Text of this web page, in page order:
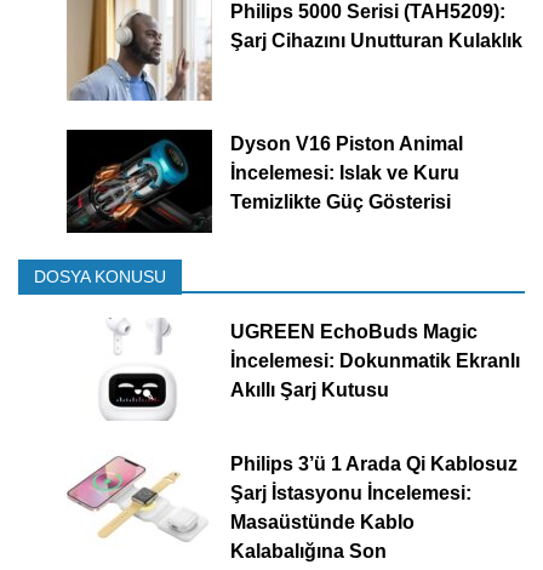
Philips 5000 Serisi (TAH5209):
Şarj Cihazını Unutturan Kulaklık
Dyson V16 Piston Animal
İncelemesi: Islak ve Kuru
Temizlikte Güç Gösterisi
DOSYA KONUSU
UGREEN EchoBuds Magic
İncelemesi: Dokunmatik Ekranlı
Akıllı Şarj Kutusu
Philips 3’ü 1 Arada Qi Kablosuz
Şarj İstasyonu İncelemesi:
Masaüstünde Kablo
Kalabalığına Son